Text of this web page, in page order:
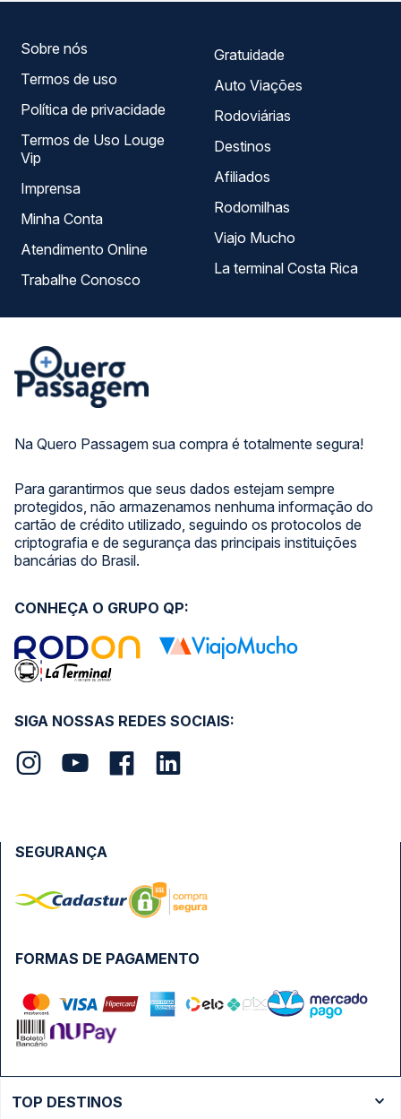
Na Quero Passagem sua compra é totalmente segura!
Para garantirmos que seus dados estejam sempre
protegidos, não armazenamos nenhuma informação do
cartão de crédito utilizado, seguindo os protocolos de
criptografia e de segurança das principais instituições
bancárias do Brasil.
Sobre nós
Termos de uso
Política de privacidade
Termos de Uso Louge
Vip
Imprensa
Minha Conta
Atendimento Online
Trabalhe Conosco
Gratuidade
Auto Viações
Rodoviárias
Destinos
Afiliados
Rodomilhas
Viajo Mucho
La terminal Costa Rica
SIGA NOSSAS REDES SOCIAIS:
CONHEÇA O GRUPO QP:
FORMAS DE PAGAMENTO
SEGURANÇA
TOP DESTINOS